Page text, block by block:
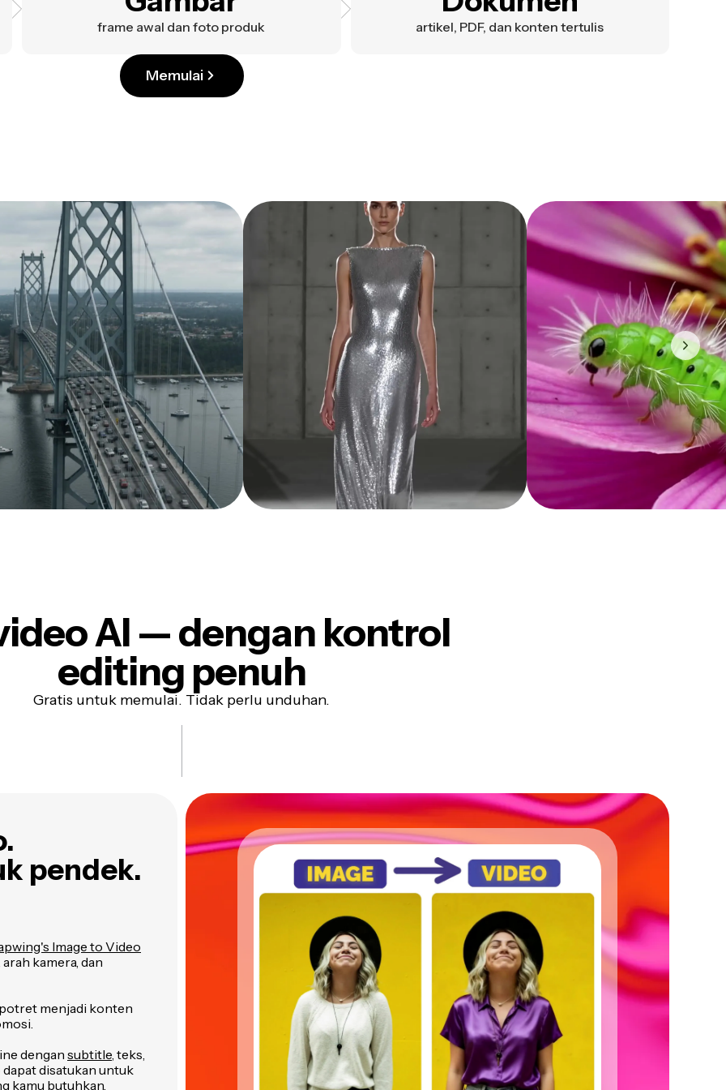
frame awal dan foto produk artikel, PDF, dan konten tertulis
Memulai
AI — dengan kontrol
editing penuh
Gratis untuk memulai. Tidak perlu unduhan.
pendek.
Image to Video
kamera, dan
menjadi konten
dengan subtitle , teks,
disatukan untuk
kamu butuhkan,